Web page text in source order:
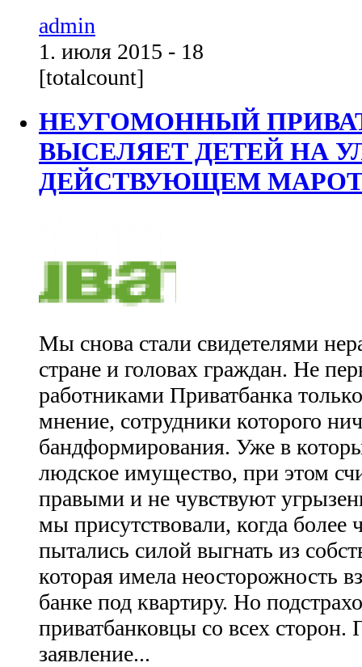
admin
1. июля 2015 - 18
[totalcount]
НЕУГОМОННЫЙ
ВЫСЕЛЯЕТ ДЕТЕЙ НА
ДЕЙСТВУЮЩЕМ
Мы снова стали свидетелями
стране и головах граждан. Не
работниками Приватбанка
мнение, сотрудники которого
бандформирования. Уже в
людское имущество, при этом
правыми и не чувствуют
мы присутствовали, когда более
пытались силой выгнать из
которая имела неосторожность
банке под квартиру. Но
приватбанковцы со всех сторон.
заявление...